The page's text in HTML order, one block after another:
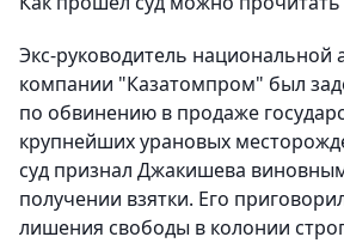
Экс-руководитель национальной
компании "Казатомпром" был
по обвинению в продаже
крупнейших урановых
суд признал Джакишева
получении взятки. Его
лишения свободы в колонии